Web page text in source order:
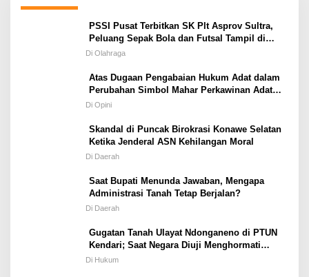
PSSI Pusat Terbitkan SK Plt Asprov Sultra,
Peluang Sepak Bola dan Futsal Tampil di
Porprov Tetap Terbuka
Di Olahraga
Atas Dugaan Pengabaian Hukum Adat dalam
Perubahan Simbol Mahar Perkawinan Adat
Masyarakat Pulau Wawonii
Di Opini
Skandal di Puncak Birokrasi Konawe Selatan
Ketika Jenderal ASN Kehilangan Moral
Di Daerah
Saat Bupati Menunda Jawaban, Mengapa
Administrasi Tanah Tetap Berjalan?
Di Daerah
Gugatan Tanah Ulayat Ndonganeno di PTUN
Kendari; Saat Negara Diuji Menghormati
Hukum atau Kekuasaan
Di Hukum